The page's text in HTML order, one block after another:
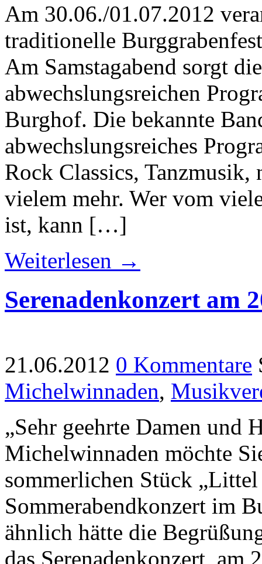
Am 30.06./01.07.2012
traditionelle
Am Samstagabend sorgt
abwechslungsreichen
Burghof. Die bekannte
abwechslungsreiches
Rock Classics,
vielem mehr. Wer vom
ist, kann […]
Weiterlesen →
Serenadenkonzert am
21.06.2012 0 Kommentare
Michelwinnaden,
„Sehr geehrte Damen und
Michelwinnaden möchte
sommerlichen Stück
Sommerabendkonzert im
ähnlich hätte die
das Serenadenkonzert am